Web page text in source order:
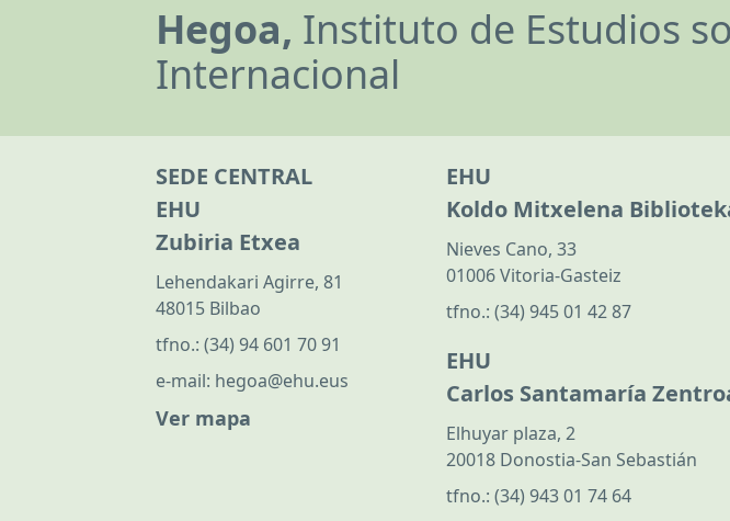
Hegoa, Instituto de Estudios
Internacional
SEDE CENTRAL
EHU
Zubiria Etxea
Lehendakari Agirre, 81
48015 Bilbao
tfno.: (34) 94 601 70 91
e-mail: hegoa@ehu.eus
Ver mapa
EHU
Koldo Mitxelena
Nieves Cano, 33
01006 Vitoria-Gasteiz
tfno.: (34) 945 01 42 87
EHU
Carlos Santamaría
Elhuyar plaza, 2
20018 Donostia-San Sebastián
tfno.: (34) 943 01 74 64